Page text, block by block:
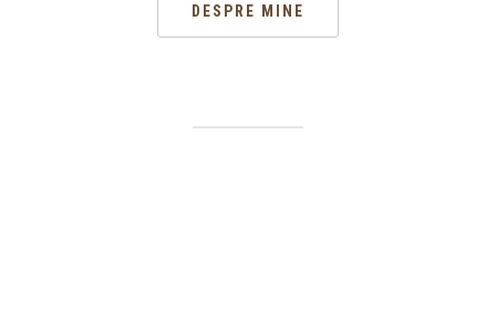
DESPRE MINE